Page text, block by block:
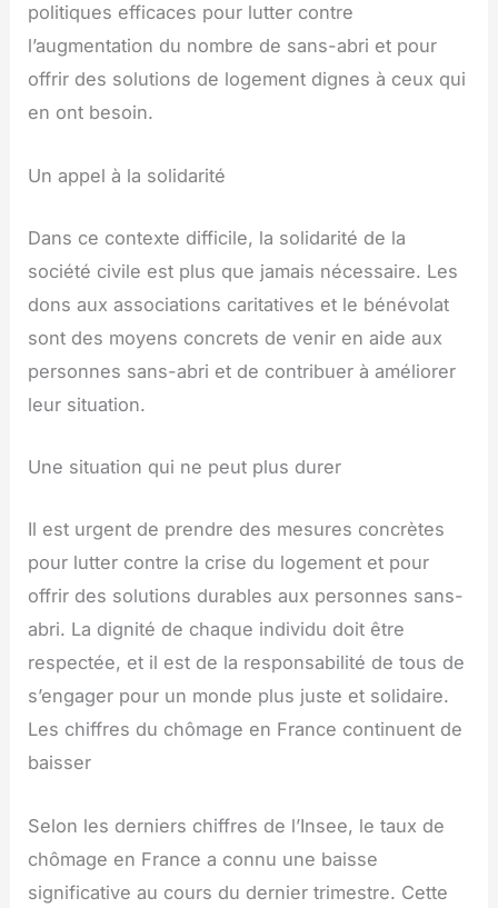
politiques efficaces pour lutter contre
l’augmentation du nombre de sans-abri et pour
offrir des solutions de logement dignes à ceux qui
en ont besoin.
Un appel à la solidarité
Dans ce contexte difficile, la solidarité de la
société civile est plus que jamais nécessaire. Les
dons aux associations caritatives et le bénévolat
sont des moyens concrets de venir en aide aux
personnes sans-abri et de contribuer à améliorer
leur situation.
Une situation qui ne peut plus durer
Il est urgent de prendre des mesures concrètes
pour lutter contre la crise du logement et pour
offrir des solutions durables aux personnes sans-
abri. La dignité de chaque individu doit être
respectée, et il est de la responsabilité de tous de
s’engager pour un monde plus juste et solidaire.
Les chiffres du chômage en France continuent de
baisser
Selon les derniers chiffres de l’Insee, le taux de
chômage en France a connu une baisse
significative au cours du dernier trimestre. Cette